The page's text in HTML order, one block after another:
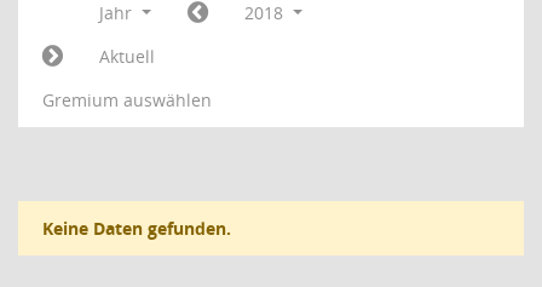
Jahr
2018
Aktuell
Gremium auswählen
Keine Daten gefunden.